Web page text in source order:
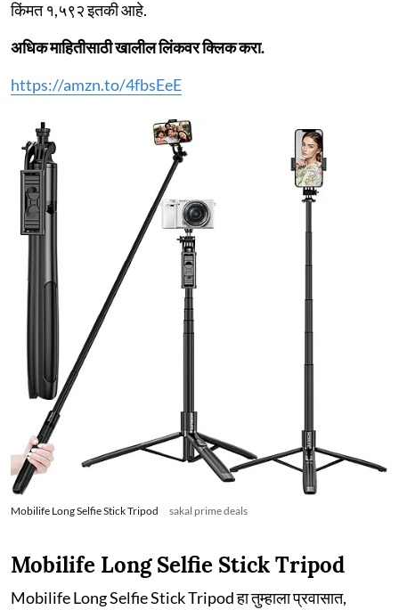
किंमत १,५९२ इतकी आहे.
अधिक माहितीसाठी खालील लिंकवर क्लिक करा.
https://amzn.to/4fbsEeE
Mobilife Long Selfie Stick Tripod sakal prime deals
Mobilife Long Selfie Stick Tripod
Mobilife Long Selfie Stick Tripod हा तुम्हाला प्रवासात,